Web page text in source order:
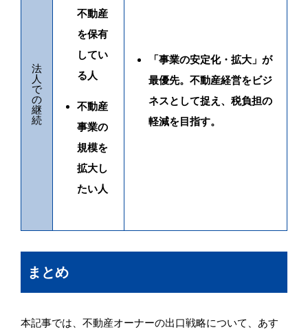
法
人
で
の
継
続
不動産
を保有
してい
る人
不動産
事業の
規模を
拡大し
たい人
「事業の安定化・拡大」が
最優先。不動産経営をビジ
ネスとして捉え、税負担の
軽減を目指す。
まとめ
本記事では、不動産オーナーの出口戦略について、あす